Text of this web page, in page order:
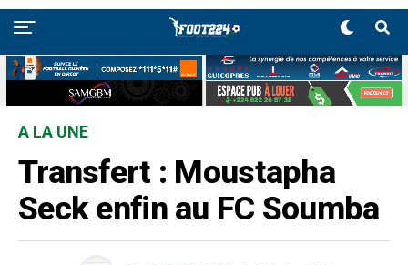
A LA UNE
Transfert : Moustapha
Seck enfin au FC Soumba